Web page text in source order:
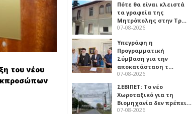
του νέου
Πότε θα είναι κλειστά
τα γραφεία της
Μητρόπολης στην Τρ…
07-08-2026
Υπεγράφη η
Προγραμματική
Σύμβαση για την
αποκατάσταση τ…
07-08-2026
ΣΕΒΙΠΕΤ: Το νέο
Χωροταξικό για τη
Βιομηχανία δεν πρέπει…
07-08-2026